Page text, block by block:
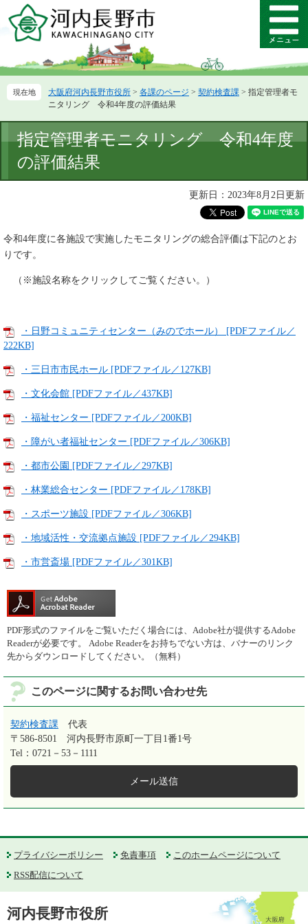
ー
先
ニ
を
て
メ
ニ
ー
大阪府河内長野市役所 > 各課のページ > 契約検査課 > 指定管理者モ
ニタリング 令和4年度の評価結果
文
指定管理者モニタリング 令和4年度
の評価結果
更新日：2023年8月2日更新
令和4年度に各施設で実施したモニタリングの総合評価は下記のとお
りです。
（※施設名称をクリックしてご覧ください。）
・日野コミュニティセンター（みのでホール） [PDFファイル／
222KB]
・三日市市民ホール [PDFファイル／127KB]
・文化会館 [PDFファイル／437KB]
・福祉センター [PDFファイル／200KB]
・障がい者福祉センター [PDFファイル／306KB]
・都市公園 [PDFファイル／297KB]
・林業総合センター [PDFファイル／178KB]
・スポーツ施設 [PDFファイル／306KB]
・地域活性・交流拠点施設 [PDFファイル／294KB]
・市営斎場 [PDFファイル／301KB]
PDF形式のファイルをご覧いただく場合には、Adobe社が提供するAdobe
Readerが必要です。
Adobe Readerをお持ちでない方は、バナーのリンク
先からダウンロードしてください。（無料）
このページに関するお問い合わせ先
契約検査課
代表
〒586-8501
河内長野市原町一丁目1番1号
Tel：0721－53－1111
メール送信
プライバシーポリシー 免責事項
このホームページについて
RSS配信について
河内長野市役所